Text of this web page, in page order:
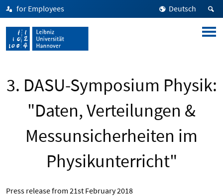
for Employees Deutsch
3. DASU-Symposium Physik:
"Daten, Verteilungen &
Messunsicherheiten im
Physikunterricht"
Press release from 21st February 2018